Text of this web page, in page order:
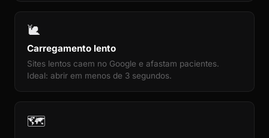
🐌
Carregamento lento
Sites lentos caem no Google e afastam pacientes.
Ideal: abrir em menos de 3 segundos.
🗺️